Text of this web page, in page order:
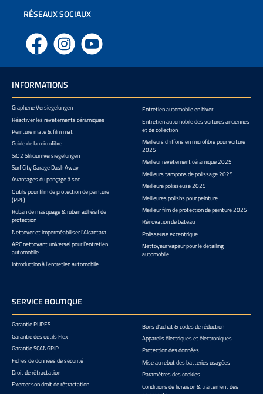
RÉSEAUX SOCIAUX
Facebook Instagram YouTube
INFORMATIONS
Graphene Versiegelungen
Réactiver les revêtements céramiques
Peinture mate & film mat
Guide de la microfibre
SiO2 Sliliciumversiegelungen
Surf City Garage Dash Away
Avantages du ponçage à sec
Outils pour film de protection de peinture
(PPF)
Ruban de masquage & ruban adhésif de
protection
Nettoyer et imperméabiliser l'Alcantara
APC nettoyant universel pour l’entretien
automobile
Introduction à l’entretien automobile
Entretien automobile en hiver
Entretien automobile des voitures anciennes
et de collection
Meilleurs chiffons en microfibre pour voiture
2025
Meilleur revêtement céramique 2025
Meilleurs tampons de polissage 2025
Meilleure polisseuse 2025
Meilleures polishs pour peinture
Meilleur film de protection de peinture 2025
Rénovation de bateau
Polisseuse excentrique
Nettoyeur vapeur pour le detailing
automobile
SERVICE BOUTIQUE
Garantie RUPES
Garantie des outils Flex
Garantie SCANGRIP
Fiches de données de sécurité
Droit de rétractation
Exercer son droit de rétractation
Bons d'achat & codes de réduction
Appareils électriques et électroniques
Protection des données
Mise au rebut des batteries usagées
Paramètres des cookies
Conditions de livraison & traitement des